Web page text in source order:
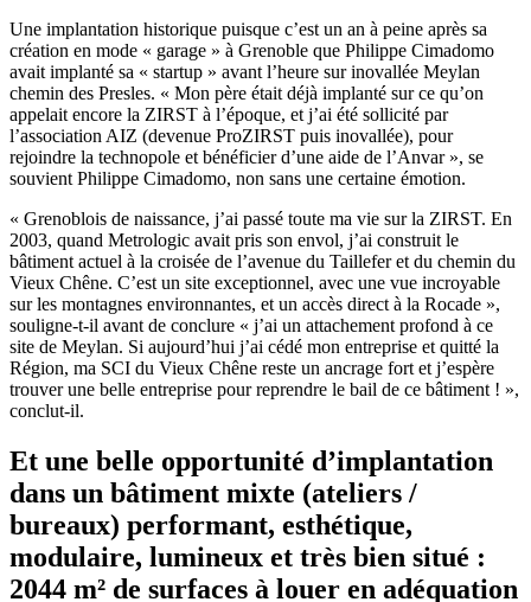
Une implantation historique puisque c’est un an à peine après sa
création en mode « garage » à Grenoble que Philippe Cimadomo
avait implanté sa « startup » avant l’heure sur inovallée Meylan
chemin des Presles. « Mon père était déjà implanté sur ce qu’on
appelait encore la ZIRST à l’époque, et j’ai été sollicité par
l’association AIZ (devenue ProZIRST puis inovallée), pour
rejoindre la technopole et bénéficier d’une aide de l’Anvar », se
souvient Philippe Cimadomo, non sans une certaine émotion.
« Grenoblois de naissance, j’ai passé toute ma vie sur la ZIRST. En
2003, quand Metrologic avait pris son envol, j’ai construit le
bâtiment actuel à la croisée de l’avenue du Taillefer et du chemin du
Vieux Chêne. C’est un site exceptionnel, avec une vue incroyable
sur les montagnes environnantes, et un accès direct à la Rocade »,
souligne-t-il avant de conclure « j’ai un attachement profond à ce
site de Meylan. Si aujourd’hui j’ai cédé mon entreprise et quitté la
Région, ma SCI du Vieux Chêne reste un ancrage fort et j’espère
trouver une belle entreprise pour reprendre le bail de ce bâtiment ! »,
conclut-il.
Et une belle opportunité d’implantation
dans un bâtiment mixte (ateliers /
bureaux) performant, esthétique,
modulaire, lumineux et très bien situé :
2044 m² de surfaces à louer en adéquation